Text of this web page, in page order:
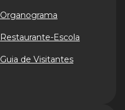
Organograma
Restaurante-Escola
Guia de Visitantes